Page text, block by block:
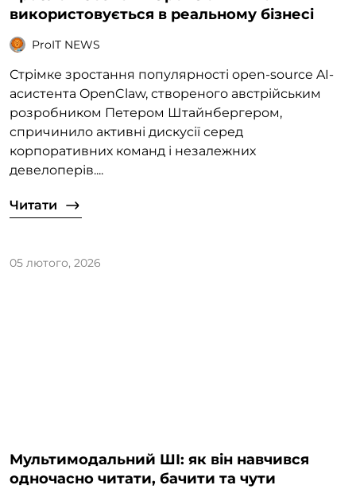
використовується в реальному бізнесі
ProIT NEWS
Стрімке зростання популярності open-source AI-
асистента OpenClaw, створеного австрійським
розробником Петером Штайнбергером,
спричинило активні дискусії серед
корпоративних команд і незалежних
девелоперів....
Читати
05 лютого, 2026
Мультимодальний ШІ: як він навчився
одночасно читати, бачити та чути